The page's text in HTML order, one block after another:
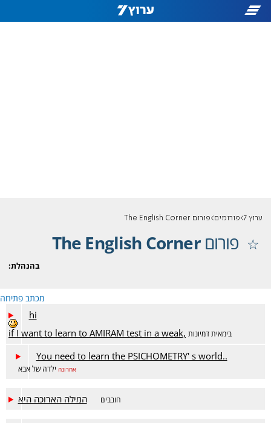
ערוץ 7 פורומים פורום The English Corner
פורוםThe English Corner
בהנהלת:
מכתב פתיחה
hi
if I want to learn to AMIRAM test in a weak, בימאית דמיונות
You need to learn the PSICHOMETRY' s world..
ילדה של אבא אחרונה
המילה הארוכה היא חובבים